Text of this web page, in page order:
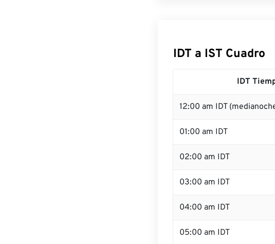
IDT a IST Cuadro
IDT
12:00 am IDT
01:00 am IDT
02:00 am IDT
03:00 am IDT
04:00 am IDT
05:00 am IDT